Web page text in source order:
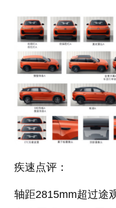
疾速点评：
轴距2815mm超过途